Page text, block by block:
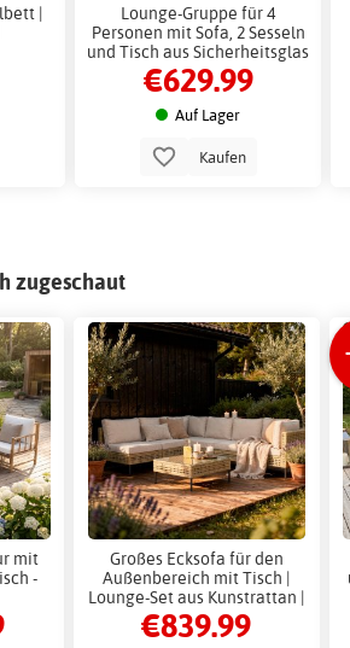
|
Lounge-Gruppe für 4
Personen mit Sofa, 2 Sesseln
und Tisch aus Sicherheitsglas
- Graue Gartenmöbelgruppe
für Balkon und Terrasse
€629.99
Auf Lager
Kaufen
zugeschaut
mit
-
Großes Ecksofa für den
Außenbereich mit Tisch |
Lounge-Set aus Kunstrattan |
Creme
€839.99